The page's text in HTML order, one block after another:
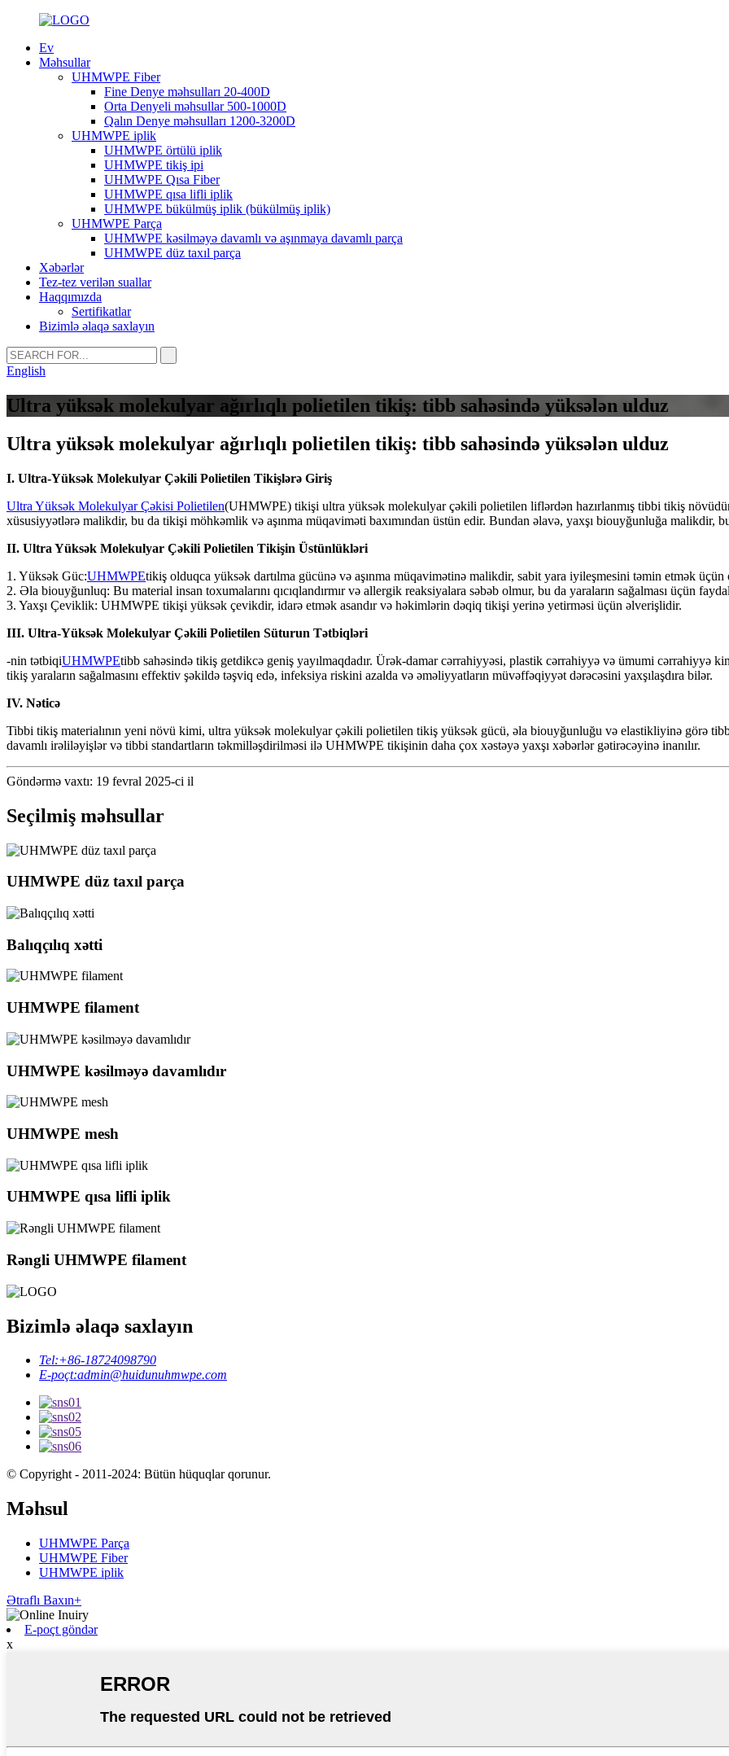
Ev
Məhsullar
UHMWPE Fiber
Fine Denye məhsulları 20-400D
Orta Denyeli məhsullar 500-1000D
Qalın Denye məhsulları 1200-3200D
UHMWPE iplik
UHMWPE örtülü iplik
UHMWPE tikiş ipi
UHMWPE Qısa Fiber
UHMWPE qısa lifli iplik
UHMWPE bükülmüş iplik (bükülmüş iplik)
UHMWPE Parça
UHMWPE kəsilməyə davamlı və aşınmaya davamlı parça
UHMWPE düz taxıl parça
Xəbərlər
Tez-tez verilən suallar
Haqqımızda
Sertifikatlar
Bizimlə əlaqə saxlayın
English
Ultra yüksək molekulyar ağırlıqlı polietilen tikiş: tibb sahəsində yüksələn ulduz
Ultra yüksək molekulyar ağırlıqlı polietilen tikiş: tibb sahəsində yüksələn ulduz
I. Ultra-Yüksək Molekulyar Çəkili Polietilen Tikişlərə Giriş
Ultra Yüksək Molekulyar Çəkisi Polietilen(UHMWPE) tikişi ultra yüksək molekulyar çəkili polietilen liflərdən hazırlanmış tibbi tikiş
xüsusiyyətlərə malikdir, bu da tikişi möhkəmlik və aşınma müqaviməti baxımından üstün edir. Bundan əlavə, yaxşı biouyğunluğa malikdir,
II. Ultra Yüksək Molekulyar Çəkili Polietilen Tikişin Üstünlükləri
1. Yüksək Güc:UHMWPEtikiş olduqca yüksək dartılma gücünə və aşınma müqavimətinə malikdir, sabit yara iyileşmesini təmin etmək
2. Əla biouyğunluq: Bu material insan toxumalarını qıcıqlandırmır və allergik reaksiyalara səbəb olmur, bu da yaraların sağalması üçün
3. Yaxşı Çeviklik: UHMWPE tikişi yüksək çevikdir, idarə etmək asandır və həkimlərin dəqiq tikişi yerinə yetirməsi üçün əlverişlidir.
III. Ultra-Yüksək Molekulyar Çəkili Polietilen Süturun Tətbiqləri
-nin tətbiqiUHMWPEtibb sahəsində tikiş getdikcə geniş yayılmaqdadır. Ürək-damar cərrahiyyəsi, plastik cərrahiyyə və ümumi cərrahiyyə
tikiş yaraların sağalmasını effektiv şəkildə təşviq edə, infeksiya riskini azalda və əməliyyatların müvəffəqiyyət dərəcəsini yaxşılaşdıra bilər.
IV. Nəticə
Tibbi tikiş materialının yeni növü kimi, ultra yüksək molekulyar çəkili polietilen tikiş yüksək gücü, əla biouyğunluğu və elastikliyinə görə
davamlı irəliləyişlər və tibbi standartların təkmilləşdirilməsi ilə UHMWPE tikişinin daha çox xəstəyə yaxşı xəbərlər gətirəcəyinə inanılır.
Göndərmə vaxtı: 19 fevral 2025-ci il
Seçilmiş məhsullar
UHMWPE düz taxıl parça
Balıqçılıq xətti
UHMWPE filament
UHMWPE kəsilməyə davamlıdır
UHMWPE mesh
UHMWPE qısa lifli iplik
Rəngli UHMWPE filament
Bizimlə əlaqə saxlayın
Tel:+86-18724098790
E-poçt:admin@huidunuhmwpe.com
© Copyright - 2011-2024: Bütün hüquqlar qorunur.
Məhsul
UHMWPE Parça
UHMWPE Fiber
UHMWPE iplik
Ətraflı Baxın+
E-poçt göndər
x